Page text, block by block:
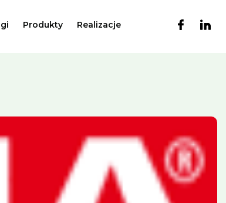
Produkty Realizacje